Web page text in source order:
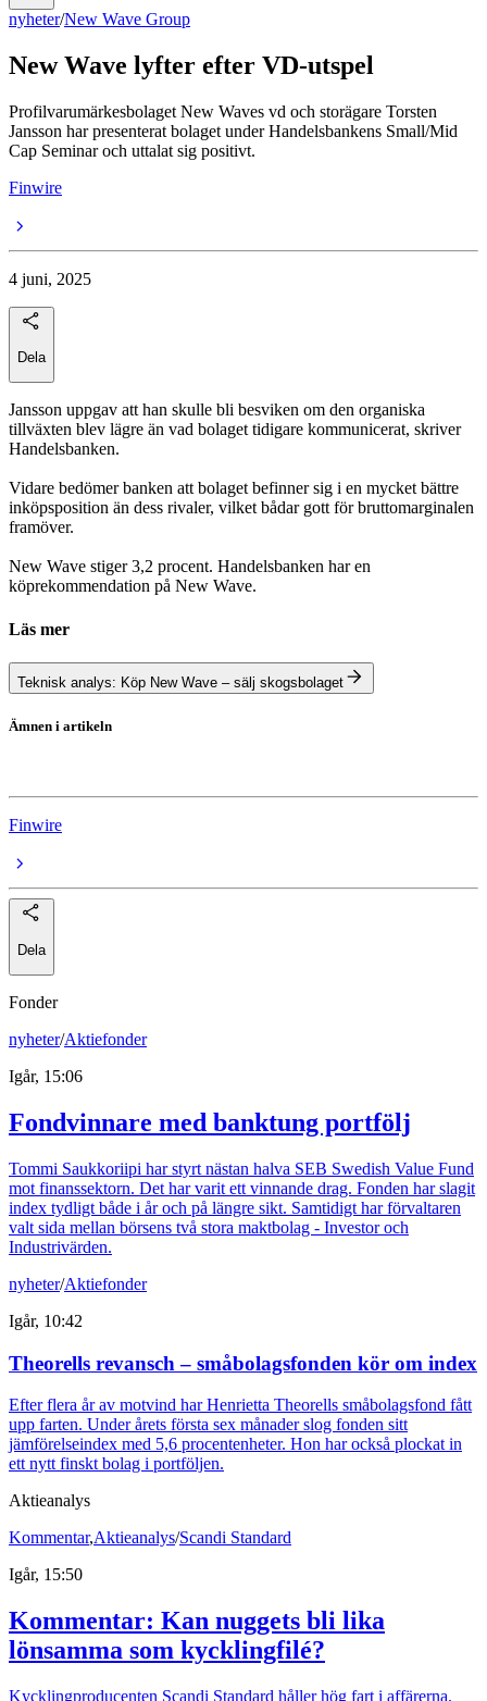
nyheter/New Wave Group
New Wave lyfter efter VD-utspel
Profilvarumärkesbolaget New Waves vd och storägare Torsten
Jansson har presenterat bolaget under Handelsbankens Small/Mid
Cap Seminar och uttalat sig positivt.
Finwire
4 juni, 2025
Dela
Jansson uppgav att han skulle bli besviken om den organiska
tillväxten blev lägre än vad bolaget tidigare kommunicerat, skriver
Handelsbanken.
Vidare bedömer banken att bolaget befinner sig i en mycket bättre
inköpsposition än dess rivaler, vilket bådar gott för bruttomarginalen
framöver.
New Wave stiger 3,2 procent. Handelsbanken har en
köprekommendation på New Wave.
Läs mer
Teknisk analys: Köp New Wave – sälj skogsbolaget
Ämnen i artikeln
Finwire
Dela
Fonder
nyheter/Aktiefonder
Igår, 15:06
Fondvinnare med banktung portfölj
Tommi Saukkoriipi har styrt nästan halva SEB Swedish Value Fund
mot finanssektorn. Det har varit ett vinnande drag. Fonden har slagit
index tydligt både i år och på längre sikt. Samtidigt har förvaltaren
valt sida mellan börsens två stora maktbolag - Investor och
Industrivärden.
nyheter/Aktiefonder
Igår, 10:42
Theorells revansch – småbolagsfonden kör om index
Efter flera år av motvind har Henrietta Theorells småbolagsfond fått
upp farten. Under årets första sex månader slog fonden sitt
jämförelseindex med 5,6 procentenheter. Hon har också plockat in
ett nytt finskt bolag i portföljen.
Aktieanalys
Kommentar,Aktieanalys/Scandi Standard
Igår, 15:50
Kommentar: Kan nuggets bli lika
lönsamma som kycklingfilé?
Kycklingproducenten Scandi Standard håller hög fart i affärerna.